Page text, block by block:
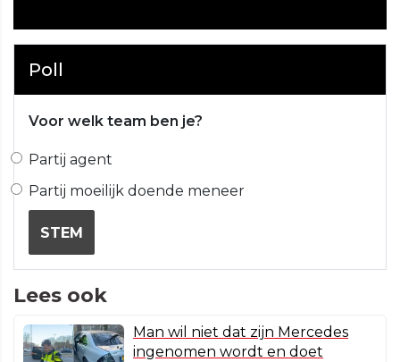
Poll
Voor welk team ben je?
Partij agent
Partij moeilijk doende meneer
STEM
Lees ook
Man wil niet dat zijn Mercedes
ingenomen wordt en doet